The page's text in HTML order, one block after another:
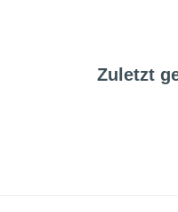
Zuletzt